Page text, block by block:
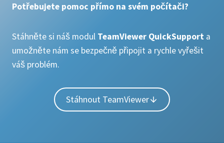
Potřebujete pomoc přímo na svém počítači?
Stáhněte si náš modul TeamViewer QuickSupport a
umožněte nám se bezpečně připojit a rychle vyřešit
váš problém.
Stáhnout TeamViewer